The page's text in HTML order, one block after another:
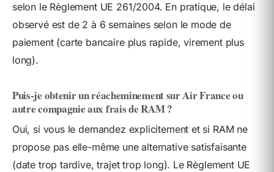
selon le Règlement UE 261/2004. En pratique, le délai
observé est de 2 à 6 semaines selon le mode de
paiement (carte bancaire plus rapide, virement plus
long).
Puis-je obtenir un réacheminement sur Air France ou
autre compagnie aux frais de RAM ?
Oui, si vous le demandez explicitement et si RAM ne
propose pas elle-même une alternative satisfaisante
(date trop tardive, trajet trop long). Le Règlement UE